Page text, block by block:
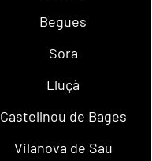
Begues
Sora
Lluçà
Castellnou de Bages
Vilanova de Sau